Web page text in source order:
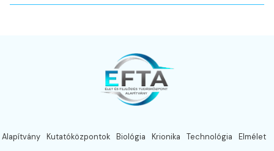
Alapítvány Kutatóközpontok Biológia Krionika Technológia Elmélet